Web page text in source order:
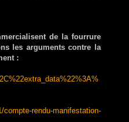
de la fourrure
les arguments contre la
:
compte-rendu-manifestation-